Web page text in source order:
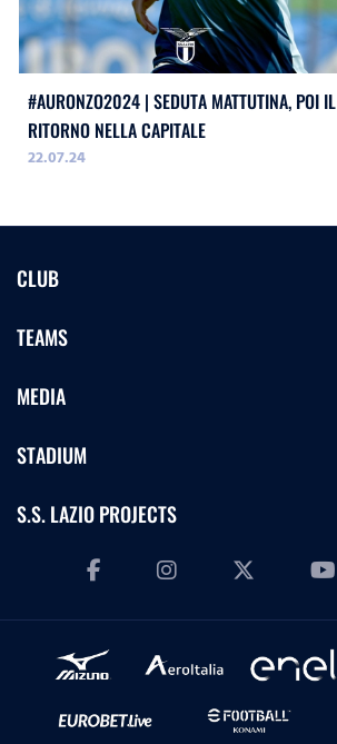
#AURONZO2024 | SEDUTA MATTUTINA, POI IL
RITORNO NELLA CAPITALE
22.07.24
CLUB
TEAMS
MEDIA
STADIUM
S.S. LAZIO PROJECTS